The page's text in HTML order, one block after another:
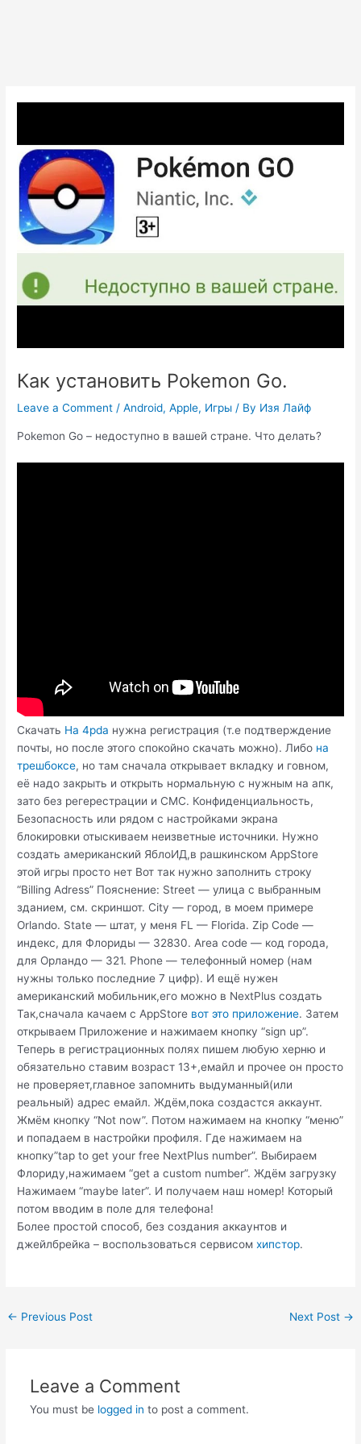
Как установить Pokemon Go.
Leave a Comment /Android,Apple, Игры / By Изя Лайф
Pokemon Go – недоступно в вашей стране. Что делать?
Скачать На 4pda нужна регистрация (т.е подтверждение
почты, но после этого спокойно скачать можно). Либо на
трешбоксе, но там сначала открывает вкладку и говном,
её надо закрыть и открыть нормальную с нужным на апк,
зато без регерестрации и СМС. Конфиденциальность,
Безопасность или рядом с настройками экрана
блокировки отыскиваем неизветные источники. Нужно
создать американский ЯблоИД,в рашкинском AppStore
этой игры просто нет Вот так нужно заполнить строку
“Billing Adress” Пояснение: Street — улица с выбранным
зданием, см. скриншот. City — город, в моем примере
Orlando. State — штат, у меня FL — Florida. Zip Code —
индекс, для Флориды — 32830. Area code — код города,
для Орландо — 321. Phone — телефонный номер (нам
нужны только последние 7 цифр). И ещё нужен
американский мобильник,его можно в NextPlus создать
Так,сначала качаем с AppStore вот это приложение. Затем
открываем Приложение и нажимаем кнопку “sign up”.
Теперь в регистрационных полях пишем любую херню и
обязательно ставим возраст 13+,емайл и прочее он просто
не проверяет,главное запомнить выдуманный(или
реальный) адрес емайл. Ждём,пока создастся аккаунт.
Жмём кнопку “Not now”. Потом нажимаем на кнопку “меню”
и попадаем в настройки профиля. Где нажимаем на
кнопку”tap to get your free NextPlus number”. Выбираем
Флориду,нажимаем “get a custom number”. Ждём загрузку
Нажимаем “maybe later”. И получаем наш номер! Который
потом вводим в поле для телефона!
Более простой способ, без создания аккаунтов и
джейлбрейка – воспользоваться сервисомхипстор.
Post
← Previous Post Next Post →
Leave a Comment
You must be logged in to post a comment.